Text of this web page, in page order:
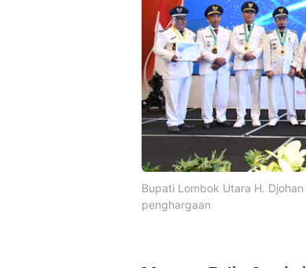
Bupati Lombok Utara H.
penghargaan